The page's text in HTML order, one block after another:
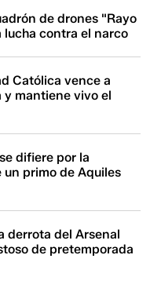
de drones "Rayo
contra el narco
Católica vence a
y mantiene vivo el
difiere por la
un primo de Aquiles
derrota del Arsenal
de pretemporada